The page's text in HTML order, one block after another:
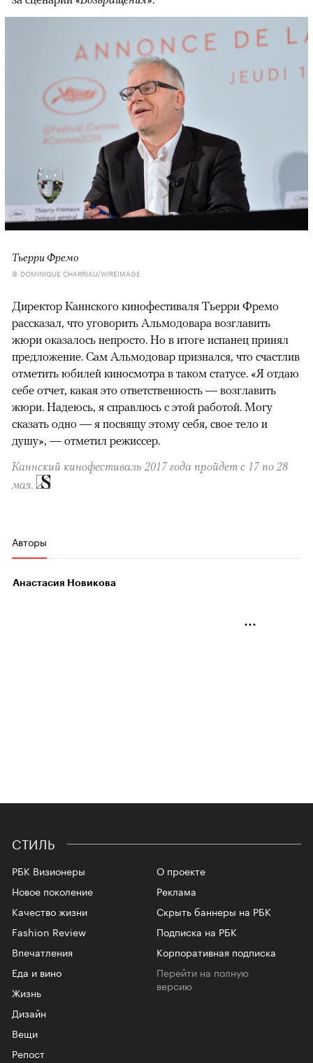
Тьерри Фремо
© DOMINIQUE CHARRIAU/WIREIMAGE
Директор Каннского кинофестиваля Тьерри Фремо
рассказал, что уговорить Альмодовара возглавить
жюри оказалось непросто. Но в итоге испанец принял
предложение. Сам Альмодовар признался, что счастлив
отметить юбилей киносмотра в таком статусе. «Я отдаю
себе отчет, какая это ответственность — возглавить
жюри. Надеюсь, я справлюсь с этой работой. Могу
сказать одно — я посвящу этому себя, свое тело и
душу», — отметил режиссер.
Каннский кинофестиваль 2017 года пройдет с 17 по 28
мая.
Авторы
Анастасия Новикова
СТИЛЬ
РБК Визионеры
Новое поколение
Качество жизни
Fashion Review
Впечатления
Еда и вино
Жизнь
Дизайн
Вещи
Репост
О проекте
Реклама
Скрыть баннеры на РБК
Подписка на РБК
Корпоративная подписка
Перейти на полную
версию